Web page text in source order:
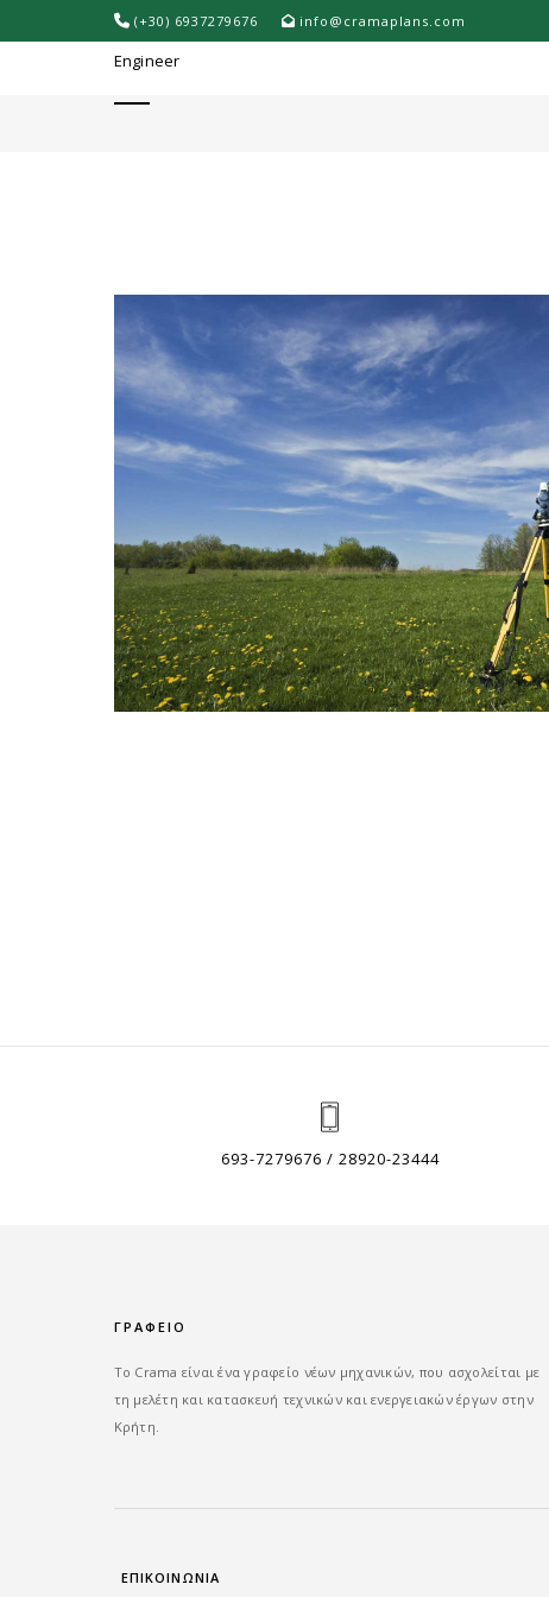
(+30) 6937279676
info@cramaplans.com
ΣΥΝΤΑΞΗ ΤΟΠΟΓΡΑΦΙΚΩΝ
693-7279676 / 28920-23444
ΓΡΑΦΕΙΟ
Tο Crama είναι ένα γραφείο νέων μηχανικών, που ασχολείται με
τη μελέτη και κατασκευή τεχνικών και ενεργειακών έργων στην
Κρήτη.
ΕΠΙΚΟΙΝΩΝΙΑ